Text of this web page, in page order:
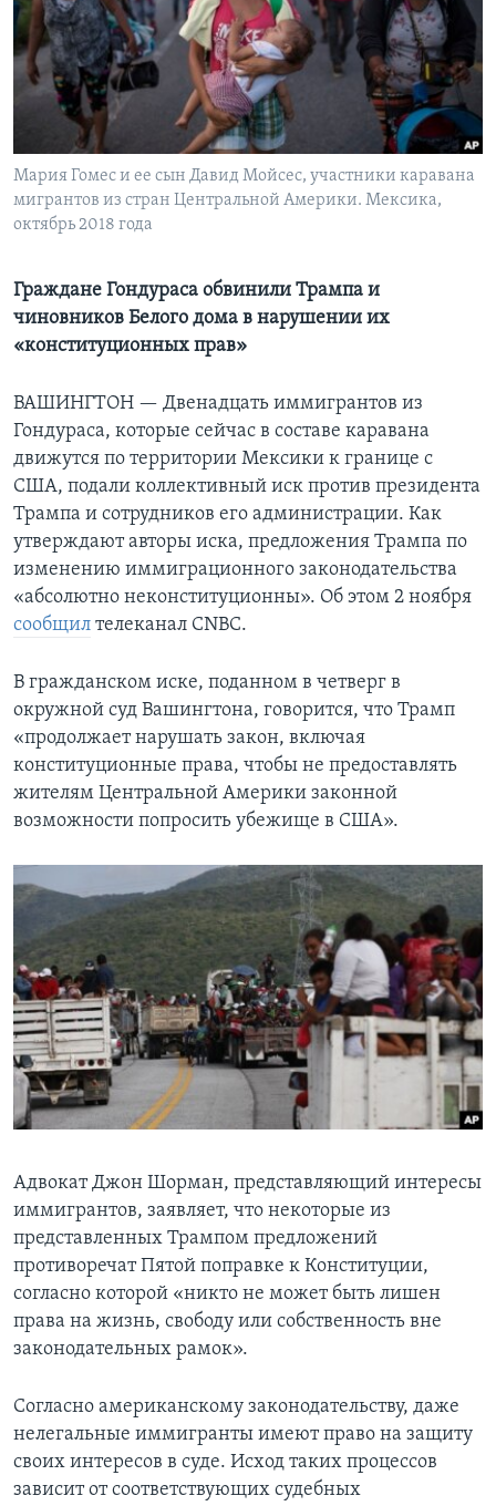
Learning English
СОЦИАЛЬНЫЕ СЕТИ
Языки
Мария Гомес и ее сын Давид Мойсес, участники каравана
мигрантов из стран Центральной Америки. Мексика,
октябрь 2018 года
Граждане Гондураса обвинили Трампа и
чиновников Белого дома в нарушении их
«конституционных прав»
ВАШИНГТОН — Двенадцать иммигрантов из
Гондураса, которые сейчас в составе каравана
движутся по территории Мексики к границе с
США, подали коллективный иск против президента
Трампа и сотрудников его администрации. Как
утверждают авторы иска, предложения Трампа по
изменению иммиграционного законодательства
«абсолютно неконституционны». Об этом 2 ноября
сообщил телеканал CNBC.
В гражданском иске, поданном в четверг в
окружной суд Вашингтона, говорится, что Трамп
«продолжает нарушать закон, включая
конституционные права, чтобы не предоставлять
жителям Центральной Америки законной
возможности попросить убежище в США».
Адвокат Джон Шорман, представляющий интересы
иммигрантов, заявляет, что некоторые из
представленных Трампом предложений
противоречат Пятой поправке к Конституции,
согласно которой «никто не может быть лишен
права на жизнь, свободу или собственность вне
законодательных рамок».
Согласно американскому законодательству, даже
нелегальные иммигранты имеют право на защиту
своих интересов в суде. Исход таких процессов
зависит от соответствующих судебных